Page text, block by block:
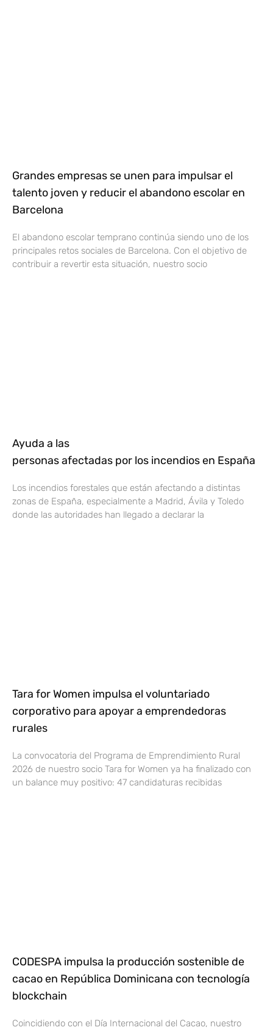
Grandes empresas se unen para impulsar el
talento joven y reducir el abandono escolar en
Barcelona
El abandono escolar temprano continúa siendo uno de los
principales retos sociales de Barcelona. Con el objetivo de
contribuir a revertir esta situación, nuestro socio
Ayuda a las
personas afectadas por los incendios en España
Los incendios forestales que están afectando a distintas
zonas de España, especialmente a Madrid, Ávila y Toledo
donde las autoridades han llegado a declarar la
Tara for Women impulsa el voluntariado
corporativo para apoyar a emprendedoras
rurales
La convocatoria del Programa de Emprendimiento Rural
2026 de nuestro socio Tara for Women ya ha finalizado con
un balance muy positivo: 47 candidaturas recibidas
CODESPA impulsa la producción sostenible de
cacao en República Dominicana con tecnología
blockchain
Coincidiendo con el Día Internacional del Cacao, nuestro